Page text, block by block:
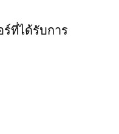
ร์ที่ได้รับการ